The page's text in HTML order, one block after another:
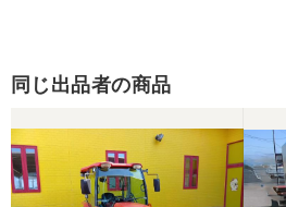
同じ出品者の商品